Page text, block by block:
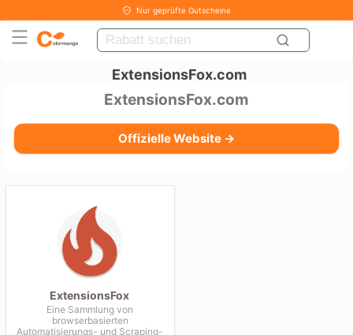
Nur geprüfte Gutscheine
ExtensionsFox.com
ExtensionsFox.com
Offizielle Website →
ExtensionsFox
Eine Sammlung von
browserbasierten
Automatisierungs- und Scraping-